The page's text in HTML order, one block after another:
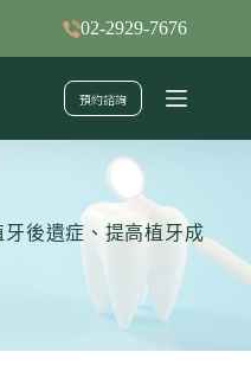
02-2929-7676
預約諮詢
後遺症、提高植牙成